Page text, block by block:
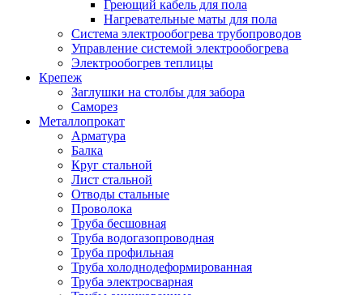
Греющий кабель для пола
Нагревательные маты для пола
Система электрообогрева трубопроводов
Управление системой электрообогрева
Электрообогрев теплицы
Крепеж
Заглушки на столбы для забора
Саморез
Металлопрокат
Арматура
Балка
Круг стальной
Лист стальной
Отводы стальные
Проволока
Труба бесшовная
Труба водогазопроводная
Труба профильная
Труба холоднодеформированная
Труба электросварная